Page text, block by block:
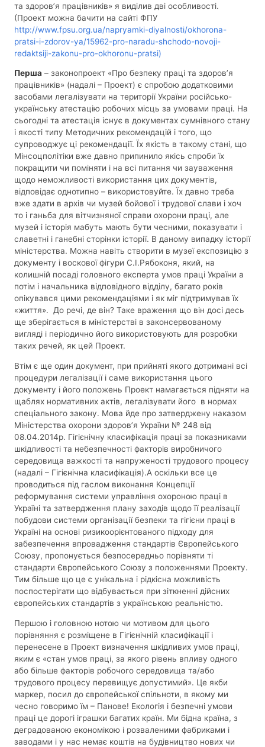
та здоров’я працівників» я виділив дві особливості.
(Проект можна бачити на сайті ФПУ
http://www.fpsu.org.ua/napryamki-diyalnosti/okhorona-
pratsi-i-zdorov-ya/15962-pro-naradu-shchodo-novoji-
redaktsiji-zakonu-pro-okhoronu-pratsi)
Перша – законопроект «Про безпеку праці та здоров’я
працівників» (надалі – Проект) є спробою додатковими
засобами легалізувати на території України російсько-
українську атестацію робочих місць за умовами праці. На
сьогодні та атестація існує в документах сумнівного стану
і якості типу Методичних рекомендацій і того, що
супроводжує ці рекомендації. Їх якість в такому стані, що
Мінсоцполітіки вже давно припинило якісь спроби їх
покращити чи поміняти і на всі питання чи зауваження
щодо неможливості використання цих документів,
відповідає однотипно – використовуйте. Їх давно треба
вже здати в архів чи музей бойової і трудової слави і хоч
то і ганьба для вітчизняної справи охорони праці, але
музей і історія мабуть мають бути чесними, показувати і
славетні і ганебні сторінки історії. В даному випадку історії
міністерства. Можна навіть створити в музеї експозицію з
документу і воскової фігури С.І.Рябоконя, який, на
колишній посаді головного експерта умов праці України а
потім і начальника відповідного відділу, багато років
опікувався цими рекомендаціями і як міг підтримував їх
«життя». До речі, де він? Таке враження що він досі десь
ще зберігається в міністерстві в законсервованому
вигляді і періодично його використовують для розробки
таких речей, як цей Проект.
Втім є ще один документ, при прийняті якого дотримані всі
процедури легалізації і саме використання цього
документу і його положень Проект намагається підняти на
щаблях нормативних актів, легалізувати його в нормах
спеціального закону. Мова йде про затверджену наказом
Міністерства охорони здоров’я України № 248 від
08.04.2014р. Гігієнічну класифікація праці за показниками
шкідливості та небезпечності факторів виробничого
середовища важкості та напруженості трудового процесу
(надалі – Гігієнічна класифікація).А оскільки все це
проводиться під гаслом виконання Концепції
реформування системи управління охороною праці в
Україні та затвердження плану заходів щодо її реалізації
побудови системи організації безпеки та гігієни праці в
Україні на основі ризикоорієнтованого підходу для
забезпечення впровадження стандартів Європейського
Союзу, пропонується безпосередньо порівняти ті
стандарти Європейського Союзу з положеннями Проекту.
Тим більше що це є унікальна і рідкісна можливість
поспостерігати що відбувається при зіткненні дійсних
європейських стандартів з українською реальністю.
Першою і головною нотою чи мотивом для цього
порівняння є розміщене в Гігієнічній класифікації і
перенесене в Проект визначення шкідливих умов праці,
яким є «стан умов праці, за якого рівень впливу одного
або більше факторів робочого середовища та/або
трудового процесу перевищує допустимий». Це якби
маркер, посил до європейської спільноти, в якому ми
чесно говоримо їм – Панове! Екологія і безпечні умови
праці це дорогі іграшки багатих країн. Ми бідна країна, з
деградованою економікою і розваленими фабриками і
заводами і у нас немає коштів на будівництво нових чи